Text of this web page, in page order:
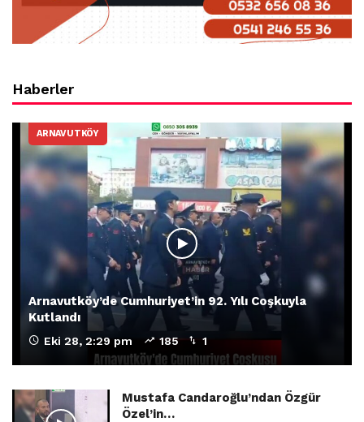
Haberler
ARNAVUTKÖY
Arnavutköy’de Cumhuriyet’in 92. Yılı Coşkuyla
Kutlandı
Eki 28, 2:29 pm 185 1
Mustafa Candaroğlu’ndan Özgür
Özel’in…